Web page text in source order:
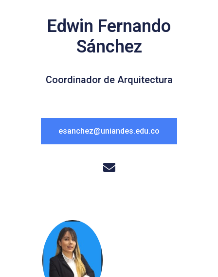
Edwin Fernando
Sánchez
Coordinador de Arquitectura
esanchez@uniandes.edu.co